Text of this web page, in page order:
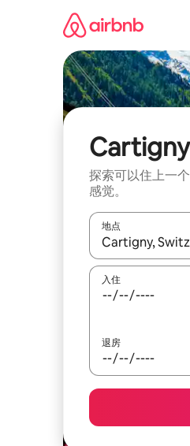
探索可以住上一
感觉。
地点
如有搜索结果，
入住
退房